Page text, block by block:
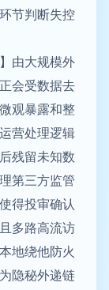
节判断失控
由大规模外
会受数据去
观暴露和整
营处理逻辑
残留未知数
第三方监管
得投审确认
多路高流访
地绕他防火
隐秘外递链